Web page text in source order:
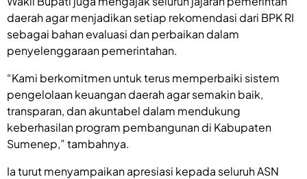
daerah agar menjadikan setiap rekomendasi dari BPK RI
sebagai bahan evaluasi dan perbaikan dalam
penyelenggaraan pemerintahan.
“Kami berkomitmen untuk terus memperbaiki sistem
pengelolaan keuangan daerah agar semakin baik,
transparan, dan akuntabel dalam mendukung
keberhasilan program pembangunan di Kabupaten
Sumenep,” tambahnya.
Ia turut menyampaikan apresiasi kepada seluruh ASN